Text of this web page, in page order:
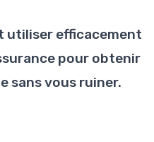
utiliser efficacement
pour obtenir
sans vous ruiner.